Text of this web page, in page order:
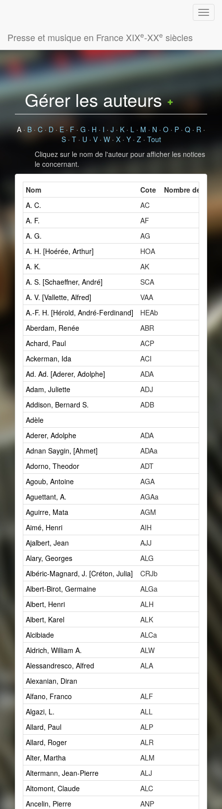
Presse et musique en France XIXe-XXe siècles
Gérer les auteurs
A · B · C · D · E · F · G · H · I · J · K · L · M · N · O · P · Q · R ·
S· T· U · V· W· X· Y· Z· Tout
Cliquez sur le nom de l'auteur pour afficher les notices
le concernant.
Nom Cote
Nombre de
A. C.
AC
A. F.
AF
A. G.
AG
A. H. [Hoérée, Arthur]
HOA
A. K.
AK
A. S. [Schaeffner, André]
SCA
A. V. [Vallette, Alfred]
VAA
A.-F. H. [Hérold, André-Ferdinand]
HEAb
Aberdam, Renée
ABR
Achard, Paul
ACP
Ackerman, Ida
ACI
Ad. Ad. [Aderer, Adolphe]
ADA
Adam, Juliette
ADJ
Addison, Bernard S.
ADB
Adèle
Aderer, Adolphe
ADA
Adnan Saygin, [Ahmet]
ADAa
Adorno, Theodor
ADT
Agoub, Antoine
AGA
Aguettant, A.
AGAa
Aguirre, Mata
AGM
Aimé, Henri
AIH
Ajalbert, Jean
AJJ
Alary, Georges
ALG
Albéric-Magnard, J. [Créton, Julia]
CRJb
Albert-Birot, Germaine
ALGa
Albert, Henri
ALH
Albert, Karel
ALK
Alcibiade
ALCa
Aldrich, William A.
ALW
Alessandresco, Alfred
ALA
Alexanian, Diran
Alfano, Franco
ALF
Algazi, L.
ALL
Allard, Paul
ALP
Allard, Roger
ALR
Alter, Martha
ALM
Altermann, Jean-Pierre
ALJ
Altomont, Claude
ALC
Ancelin, Pierre
ANP